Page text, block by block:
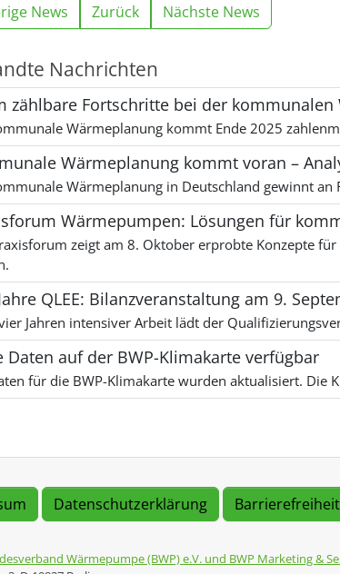
News Zurück Nächste News
Nachrichten
zählbare Fortschritte bei der
Wärmeplanung kommt Ende 2025
Wärmeplanung kommt voran –
Wärmeplanung in Deutschland gewinnt
Wärmepumpen: Lösungen für
zeigt am 8. Oktober erprobte Konzepte
QLEE: Bilanzveranstaltung am 9.
Jahren intensiver Arbeit lädt der
Daten auf der BWP-Klimakarte verfügbar
für die BWP-Klimakarte wurden aktualisiert.
Datenschutzerklärung Barrierefreiheit
Wärmepumpe (BWP) e.V. und BWP Marketing &